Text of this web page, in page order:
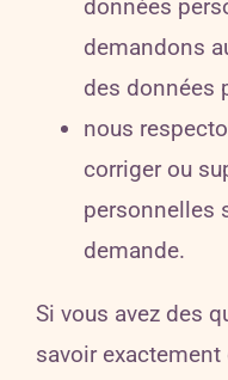
données
demandons
des données
nous
corriger ou
personnelles
demande.
Si vous avez des
savoir